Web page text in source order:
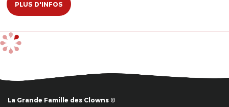
PLUS D'INFOS
La Grande Famille des Clowns ©